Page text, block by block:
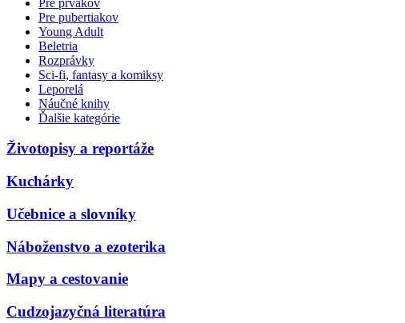
Pre pubertiakov
Young Adult
Beletria
Rozprávky
Sci-fi, fantasy a komiksy
Leporelá
Náučné knihy
Ďalšie kategórie
Životopisy a reportáže
Kuchárky
Učebnice a slovníky
Náboženstvo a ezoterika
Mapy a cestovanie
Cudzojazyčná literatúra